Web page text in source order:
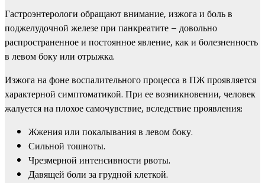
Гастроэнтерологи обращают внимание, изжога и боль в
поджелудочной железе при панкреатите – довольно
распространенное и постоянное явление, как и болезненность
в левом боку или отрыжка.
Изжога на фоне воспалительного процесса в ПЖ проявляется
характерной симптоматикой. При ее возникновении, человек
жалуется на плохое самочувствие, вследствие проявления:
Жжения или покалывания в левом боку.
Сильной тошноты.
Чрезмерной интенсивности рвоты.
Давящей боли за грудной клеткой.